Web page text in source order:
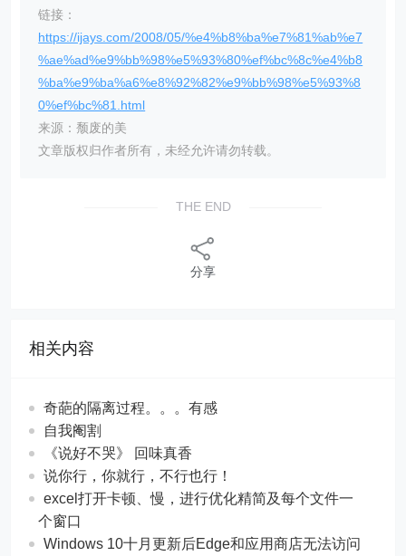
链接：
https://ijays.com/2008/05/%e4%b8%ba%e7%81%ab%e7
%ae%ad%e9%bb%98%e5%93%80%ef%bc%8c%e4%b8
%ba%e9%ba%a6%e8%92%82%e9%bb%98%e5%93%8
0%ef%bc%81.html
来源：颓废的美
文章版权归作者所有，未经允许请勿转载。
THE END
分享
相关内容
奇葩的隔离过程。。。有感
自我阉割
《说好不哭》 回味真香
说你行，你就行，不行也行！
excel打开卡顿、慢，进行优化精简及每个文件一
个窗口
Windows 10十月更新后Edge和应用商店无法访问